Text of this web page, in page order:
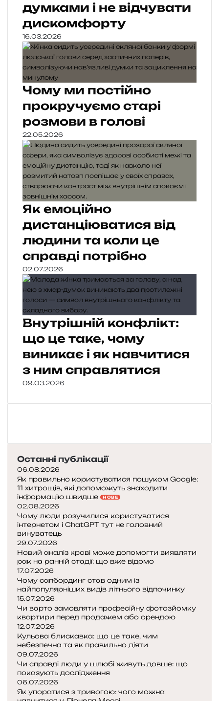
думками і не відчувати
дискомфорту
16.03.2026
Чому ми постійно
прокручуємо старі
розмови в голові
22.05.2026
Як емоційно
дистанціюватися від
людини та коли це
справді потрібно
02.07.2026
Внутрішній конфлікт:
що це таке, чому
виникає і як навчитися
з ним справлятися
09.03.2026
Останні публікації
06.08.2026
Як правильно користуватися пошуком Google:
11 хитрощів, які допоможуть знаходити
інформацію швидше
НОВЕ
02.08.2026
Чому люди розучилися користуватися
інтернетом і ChatGPT тут не головний
винуватець
29.07.2026
Новий аналіз крові може допомогти виявляти
рак на ранній стадії: що вже відомо
17.07.2026
Чому сапбординг став одним із
найпопулярніших видів літнього відпочинку
15.07.2026
Чи варто замовляти професійну фотозйомку
квартири перед продажем або орендою
12.07.2026
Кульова блискавка: що це таке, чим
небезпечна та як правильно діяти
09.07.2026
Чи справді люди у шлюбі живуть довше: що
показують дослідження
06.07.2026
Як упоратися з тривогою: чого можна